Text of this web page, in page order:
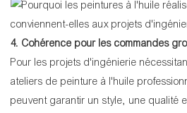
4. Cohérence pour les commandes
Pour les projets d'ingénierie
ateliers de peinture à l'huile
peuvent garantir un style, une qualité